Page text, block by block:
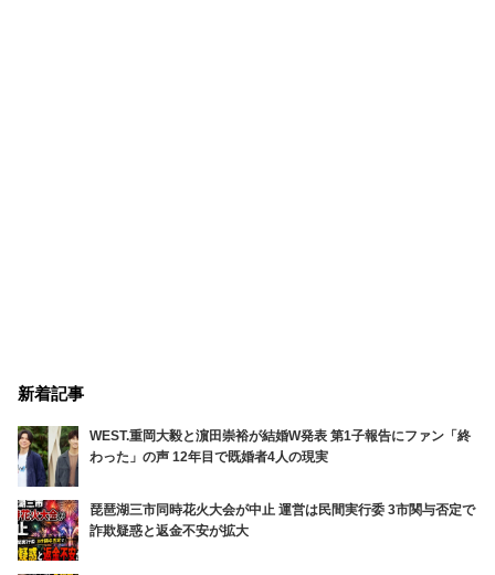
新着記事
WEST.重岡大毅と濵田崇裕が結婚W発表 第1子報告にファン「終
わった」の声 12年目で既婚者4人の現実
琵琶湖三市同時花火大会が中止 運営は民間実行委 3市関与否定で
詐欺疑惑と返金不安が拡大